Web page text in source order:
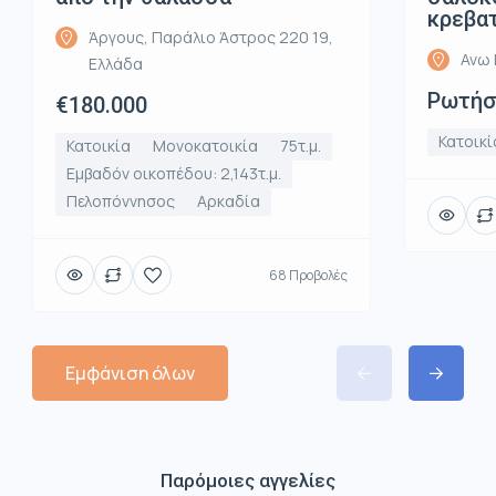
Άργους, Παράλιο Άστρος 220 19,
Ελλάδα
€180.000
Κατοικία Μονοκατοικία
75τ.μ.
Εμβαδόν οικοπέδου: 2,143τ.μ.
Πελοπόννησος
Αρκαδία
68 Προβολές
Ανω
Εμφάνιση όλων
Παρόμοιες αγγελίες